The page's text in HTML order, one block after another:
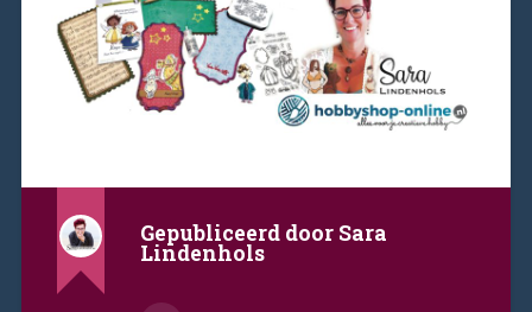
Gepubliceerd door Sara
Lindenhols